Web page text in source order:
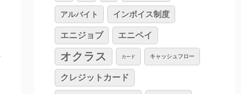
アルバイト インボイス制度
エニジョブ エニペイ
オクラス カード キャッシュフロー
クレジットカード